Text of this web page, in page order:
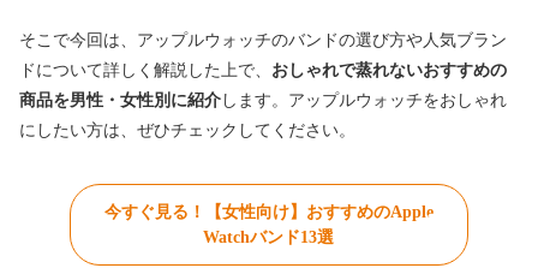
そこで今回は、アップルウォッチのバンドの選び方や人気ブラン
ドについて詳しく解説した上で、 おしゃれで蒸れないおすすめの
商品を男性・女性別に紹介 します。アップルウォッチをおしゃれ
にしたい方は、ぜひチェックしてください。
今すぐ見る！【女性向け】おすすめのApple
Watchバンド13選